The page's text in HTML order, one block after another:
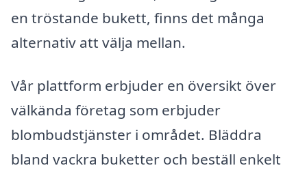
en tröstande bukett, finns det många
alternativ att välja mellan.
Vår plattform erbjuder en översikt över
välkända företag som erbjuder
blombudstjänster i området. Bläddra
bland vackra buketter och beställ enkelt